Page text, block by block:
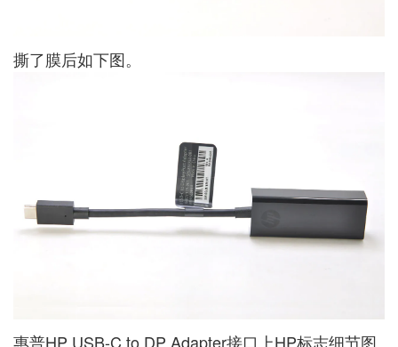
撕了膜后如下图。
惠普HP USB-C to DP Adapter接口上HP标志细节图